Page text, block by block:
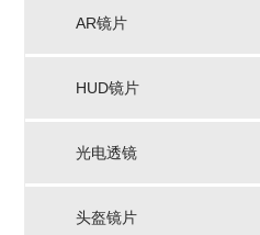
AR镜片
HUD镜片
光电透镜
头盔镜片